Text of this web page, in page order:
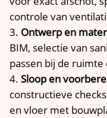
controle van
Ontwerp en
BIM, selectie van
passen bij de
Sloop en
constructieve
en vloer met